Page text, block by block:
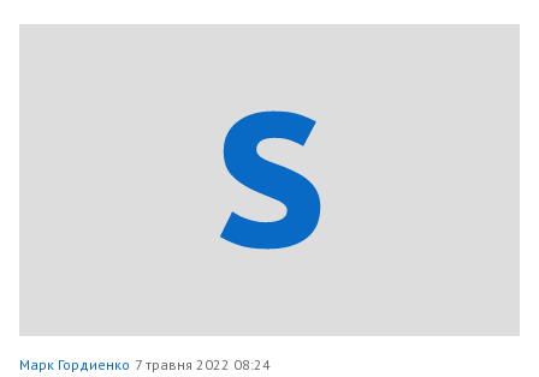
Марк Гордиенко 7 травня 2022 08:24